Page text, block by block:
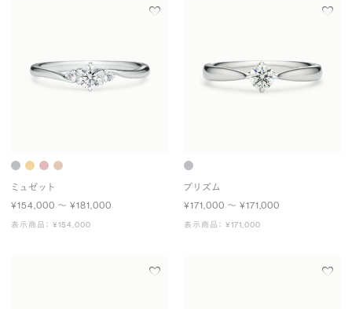
ミュゼット
¥154,000 〜 ¥181,000
表示商品： ¥154,000
プリズム
¥171,000 〜 ¥171,000
表示商品： ¥171,000